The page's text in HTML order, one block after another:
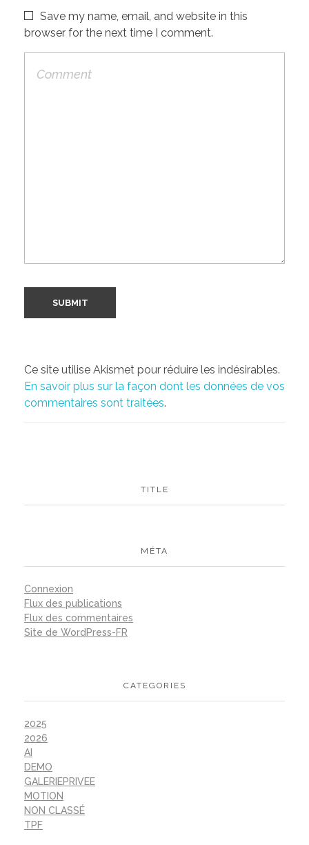
Save my name, email, and website in this
browser for the next time I comment.
Ce site utilise Akismet pour réduire les indésirables.
En savoir plus sur la façon dont les données de vos
commentaires sont traitées.
TITLE
MÉTA
Connexion
Flux des publications
Flux des commentaires
Site de WordPress-FR
CATEGORIES
2025
2026
AI
DEMO
GALERIEPRIVEE
MOTION
NON CLASSÉ
TPF